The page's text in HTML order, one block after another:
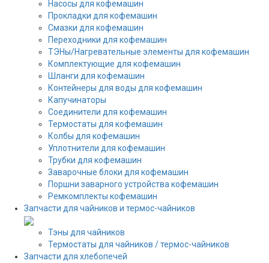
Насосы для кофемашин
Прокладки для кофемашин
Смазки для кофемашин
Переходники для кофемашин
ТЭНы/Нагревательные элементы для кофемашин
Комплектующие для кофемашин
Шланги для кофемашин
Контейнеры для воды для кофемашин
Капучинаторы
Соединители для кофемашин
Термостаты для кофемашин
Колбы для кофемашин
Уплотнители для кофемашин
Трубки для кофемашин
Заварочные блоки для кофемашин
Поршни заварного устройства кофемашин
Ремкомплекты кофемашин
Запчасти для чайников и термос-чайников
Тэны для чайников
Термостаты для чайников / термос-чайников
Запчасти для хлебопечей